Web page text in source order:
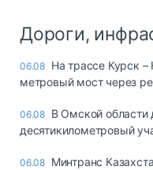
Дороги,
06.08 На трассе Курск
метровый мост через
06.08 В Омской
десятикилометровый
06.08 Минтранс